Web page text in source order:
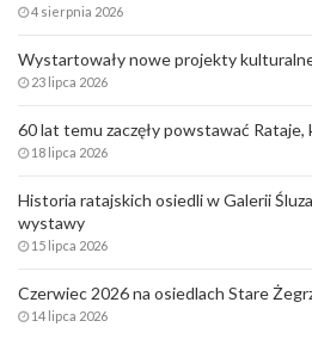
4 sierpnia 2026
Wystartowały nowe projekty
23 lipca 2026
60 lat temu zaczęły powstawać Rataje,
18 lipca 2026
Historia ratajskich osiedli w Galerii
wystawy
15 lipca 2026
Czerwiec 2026 na osiedlach Stare
14 lipca 2026